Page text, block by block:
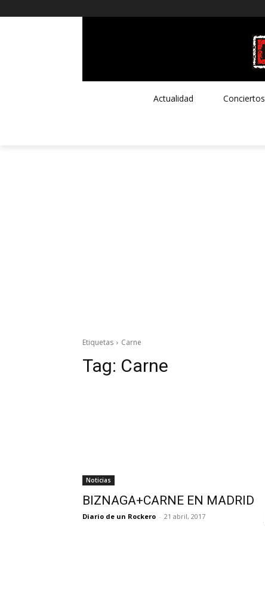
Actualidad Conciertos
Etiquetas Carne
Tag: Carne
Noticias
BIZNAGA+CARNE EN MADRID
Diario de un Rockero - 21 abril, 2017